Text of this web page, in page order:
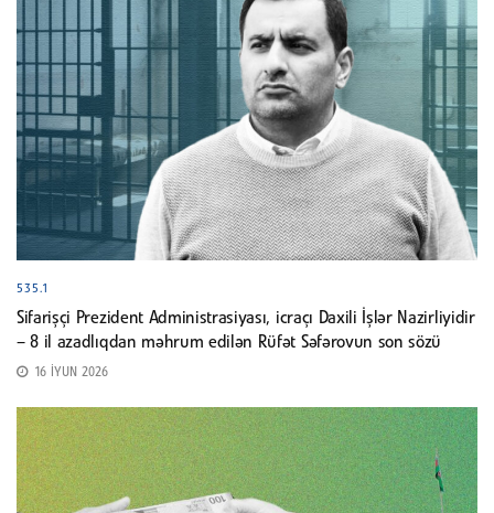
535.1
Sifarişçi Prezident Administrasiyası, icraçı Daxili İşlər Nazirliyidir
– 8 il azadlıqdan məhrum edilən Rüfət Səfərovun son sözü
16 İYUN 2026